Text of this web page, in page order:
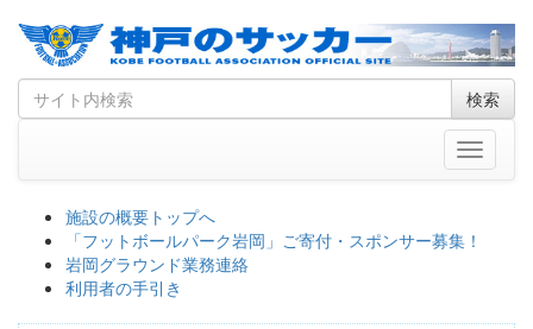
Skip
to
Search
for
検索
Toggle
施設の概要トップへ
「フットボールパーク岩岡」ご寄付・スポンサー募集！
岩岡グラウンド業務連絡
利用者の手引き